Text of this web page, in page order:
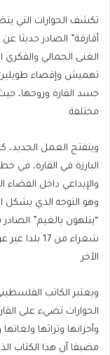
تكشف الحوارات التي
أفارقة” الصادر حديثا
الغنى الجمالي والفكري
تهميش وإقصاء طويلين،
مختلفة.
وينفتح العمل الجديد،
البارزة في القارة، في
والإبداعي داخل الفضاء
وهو التوجه الذي يشكل
شعراء من
الآخر.
ويعتبر الكاتب
الحوارات تضيء على
وأحزانها وتراثها
مضيفا أن هذا الكتاب